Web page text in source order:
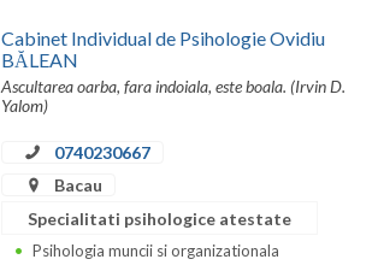
Cabinet Individual de Psihologie Ovidiu
BĂLEAN
Ascultarea oarba, fara indoiala, este boala. (Irvin D.
Yalom)
0740230667
Bacau
Specialitati psihologice atestate
Psihologia muncii si organizationala